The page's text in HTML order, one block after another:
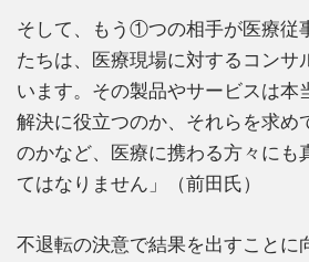
そして、もう①つの相手が医療従
たちは、医療現場に対するコンサ
います。その製品やサービスは本
解決に役立つのか、それらを求め
のかなど、医療に携わる方々にも
てはなりません」（前田氏）
不退転の決意で結果を出すことに